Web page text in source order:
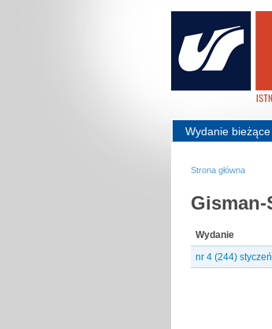
Wydanie bieżące
Strona główna
Wydanie
nr 4 (244)